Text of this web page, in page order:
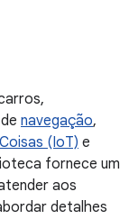
navegação,
(IoT) e
fornece um
aos
detalhes